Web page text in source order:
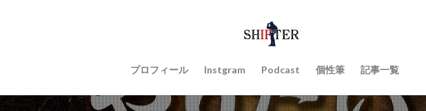
プロフィール Instgram Podcast 個性筆 記事一覧